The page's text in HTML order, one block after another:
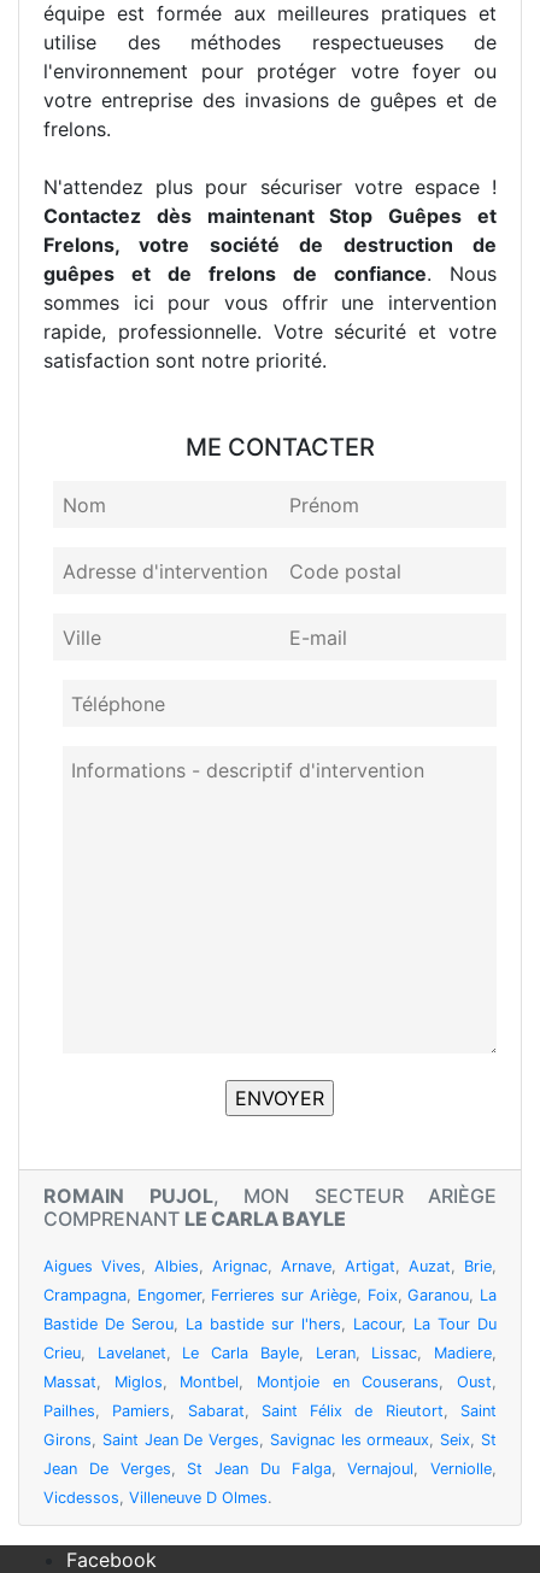
équipe est formée aux meilleures pratiques et
utilise des méthodes respectueuses de
l'environnement pour protéger votre foyer ou
votre entreprise des invasions de guêpes et de
frelons.
N'attendez plus pour sécuriser votre espace !
Contactez dès maintenant Stop Guêpes et
Frelons, votre société de destruction de
guêpes et de frelons de confiance. Nous
sommes ici pour vous offrir une intervention
rapide, professionnelle. Votre sécurité et votre
satisfaction sont notre priorité.
ME CONTACTER
ROMAIN PUJOL, MON SECTEUR ARIÈGE
COMPRENANT LE CARLA BAYLE
Aigues Vives, Albies, Arignac, Arnave, Artigat, Auzat, Brie,
Crampagna, Engomer, Ferrieres sur Ariège, Foix,Garanou, La
Bastide De Serou, La bastide sur l'hers, Lacour, La Tour Du
Crieu, Lavelanet, Le Carla Bayle, Leran, Lissac, Madiere,
Massat, Miglos, Montbel, Montjoie en Couserans,Oust,
Pailhes, Pamiers, Sabarat, Saint Félix de Rieutort, Saint
Girons, Saint Jean De Verges, Savignac les ormeaux, Seix, St
Jean De Verges, St Jean Du Falga,Vernajoul, Verniolle,
Vicdessos, Villeneuve D Olmes.
Facebook